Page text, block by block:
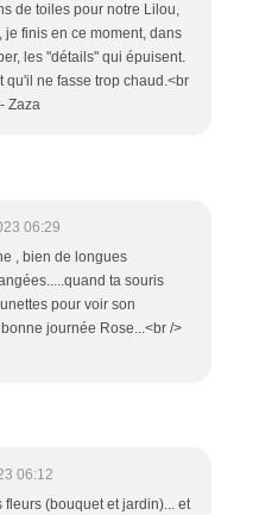
de toiles pour notre Lilou,
je finis en ce moment, dans
les "détails" qui épuisent.
qu'il ne fasse trop chaud.<br
Zaza
06:29
, bien de longues
ta souris
pour voir son
journée Rose...<br />
06:12
fleurs (bouquet et jardin)... et